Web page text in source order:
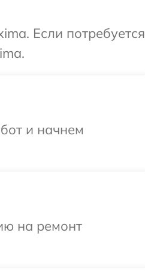
Если потребуется
и начнем
на ремонт